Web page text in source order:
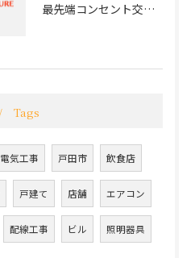
最先端コンセント交換で実現する安全と快適な住環境
Tags
電気工事 戸田市 飲食店
戸建て 店舗 エアコン
配線工事 ビル 照明器具